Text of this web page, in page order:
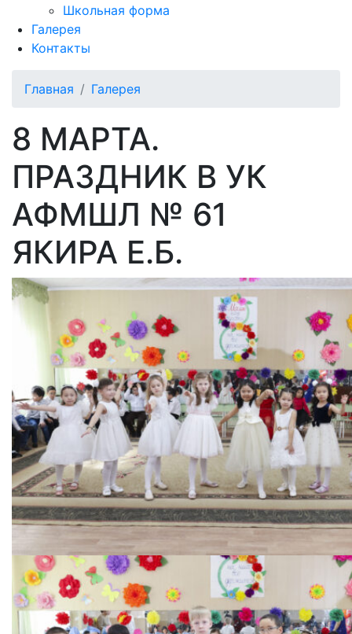
Школьная форма
Галерея
Контакты
Главная Галерея
8 МАРТА.
ПРАЗДНИК В УК
АФМШЛ № 61
ЯКИРА Е.Б.